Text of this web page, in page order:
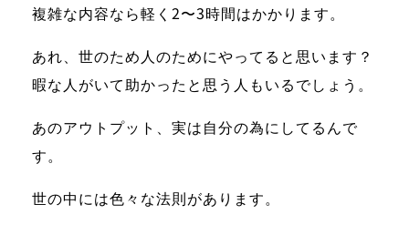
複雑な内容なら軽く2〜3時間はかかります。
あれ、世のため人のためにやってると思います？
暇な人がいて助かったと思う人もいるでしょう。
あのアウトプット、実は自分の為にしてるんで
す。
世の中には色々な法則があります。